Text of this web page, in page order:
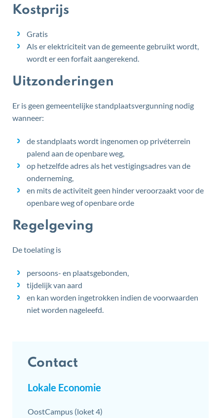
Kostprijs
Gratis
Als er elektriciteit van de gemeente gebruikt wordt,
wordt er een forfait aangerekend.
Uitzonderingen
Er is geen gemeentelijke standplaatsvergunning nodig
wanneer:
de standplaats wordt ingenomen op privéterrein
palend aan de openbare weg,
op hetzelfde adres als het vestigingsadres van de
onderneming,
en mits de activiteit geen hinder veroorzaakt voor de
openbare weg of openbare orde
Regelgeving
De toelating is
persoons- en plaatsgebonden,
tijdelijk van aard
en kan worden ingetrokken indien de voorwaarden
niet worden nageleefd.
Contact
Lokale Economie
Adres
OostCampus (loket 4)